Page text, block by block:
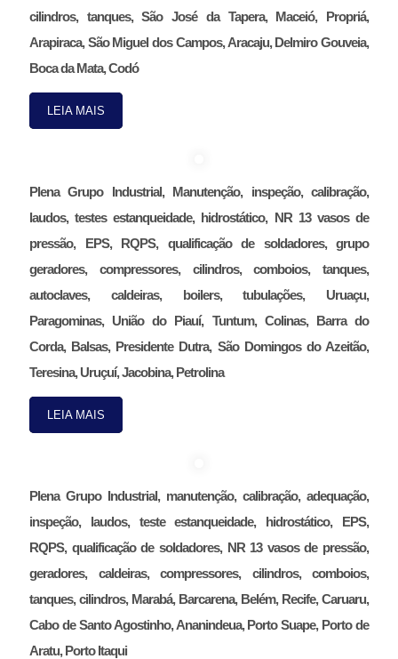
cilindros, tanques, São José da Tapera, Maceió, Propriá,
Arapiraca, São Miguel dos Campos, Aracaju, Delmiro Gouveia,
Boca da Mata, Codó
LEIA MAIS
Plena Grupo Industrial, Manutenção, inspeção, calibração,
laudos, testes estanqueidade, hidrostático, NR 13 vasos de
pressão, EPS, RQPS, qualificação de soldadores, grupo
geradores, compressores, cilindros, comboios, tanques,
autoclaves, caldeiras, boilers, tubulações, Uruaçu,
Paragominas, União do Piauí, Tuntum, Colinas, Barra do
Corda, Balsas, Presidente Dutra, São Domingos do Azeitão,
Teresina, Uruçuí, Jacobina, Petrolina
LEIA MAIS
Plena Grupo Industrial, manutenção, calibração, adequação,
inspeção, laudos, teste estanqueidade, hidrostático, EPS,
RQPS, qualificação de soldadores, NR 13 vasos de pressão,
geradores, caldeiras, compressores, cilindros, comboios,
tanques, cilindros, Marabá, Barcarena, Belém, Recife, Caruaru,
Cabo de Santo Agostinho, Ananindeua, Porto Suape, Porto de
Aratu, Porto Itaqui